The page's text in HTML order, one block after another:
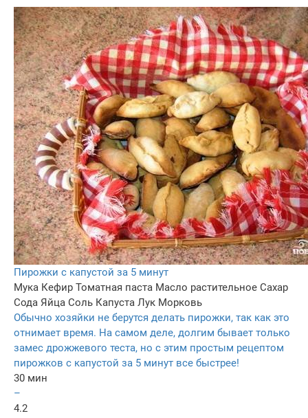
Пирожки с капустой за 5 минут
Мука Кефир Томатная паста Масло растительное Сахар
Сода Яйца Соль Капуста Лук Морковь
Обычно хозяйки не берутся делать пирожки, так как это
отнимает время. На самом деле, долгим бывает только
замес дрожжевого теста, но с этим простым рецептом
пирожков с капустой за 5 минут все быстрее!
30 мин
–
4.2